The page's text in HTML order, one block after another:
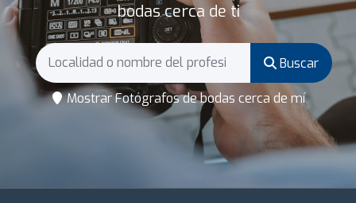
bodas cerca de ti
Buscar
Mostrar Fotógrafos de bodas cerca de mí